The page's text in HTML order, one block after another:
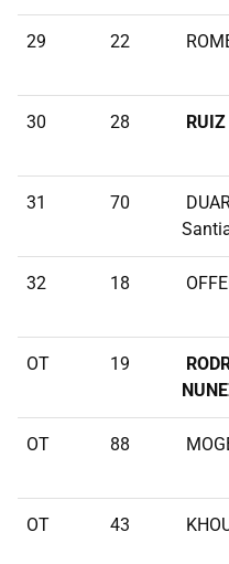
29 22
30 28
31 70
32 18
OT 19
OT 88
OT 43